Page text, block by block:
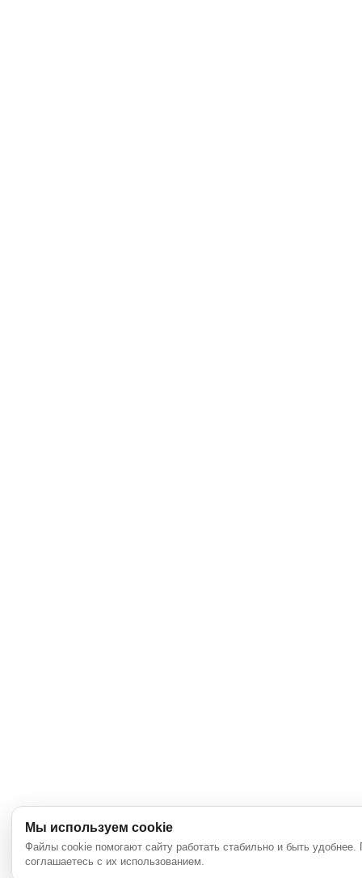
Мы используем cookie
Файлы cookie помогают сайту работать стабильно и быть
соглашаетесь с их использованием.